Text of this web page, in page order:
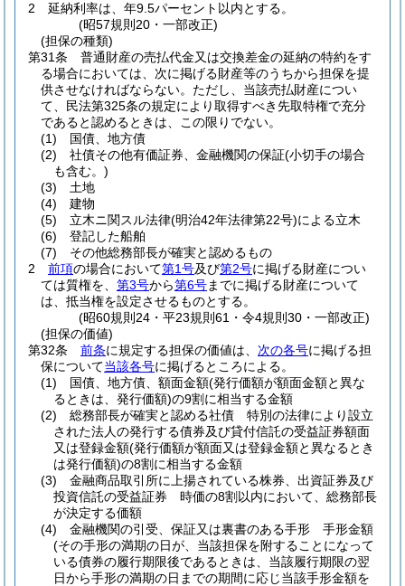
2
延納利率は、年9.5パーセント以内とする。
(昭57規則20・一部改正)
(担保の種類)
第31条
普通財産の売払代金又は交換差金の延納の特約をす
る場合においては、次に掲げる財産等のうちから担保を提
供させなければならない。 ただし、当該売払財産につい
て、民法第325条の規定により取得すべき先取特権で充分
であると認めるときは、この限りでない。
(1)
国債、地方債
(2)
社債その他有価証券、金融機関の保証(小切手の場合
も含む。)
(3)
土地
(4)
建物
(5)
立木ニ関スル法律(明治42年法律第22号)による立木
(6)
登記した船舶
(7)
その他総務部長が確実と認めるもの
2
前項の場合において第1号及び第2号に掲げる財産につい
ては質権を、 第3号から第6号までに掲げる財産について
は、抵当権を設定させるものとする。
(昭60規則24・平23規則61・令4規則30・一部改正)
(担保の価値)
第32条
前条に規定する担保の価値は、 次の各号に掲げる担
保について当該各号に掲げるところによる。
(1)
国債、地方債、額面金額(発行価額が額面金額と異な
るときは、発行価額)の9割に相当する金額
(2)
総務部長が確実と認める社債 特別の法律により設立
された法人の発行する債券及び貸付信託の受益証券額面
又は登録金額(発行価額が額面又は登録金額と異なるとき
は発行価額)の8割に相当する金額
(3)
金融商品取引所に上揚されている株券、出資証券及び
投資信託の受益証券 時価の8割以内において、総務部長
が決定する価額
(4)
金融機関の引受、保証又は裏書のある手形 手形金額
(その手形の満期の日が、当該担保を附することになって
いる債券の履行期限後であるときは、当該履行期限の翌
日から手形の満期の日までの期間に応じ当該手形金額を